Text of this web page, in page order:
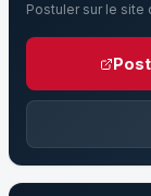
Postuler sur le